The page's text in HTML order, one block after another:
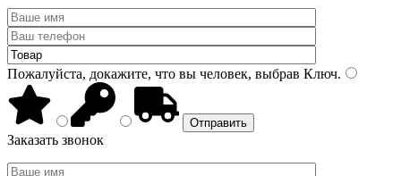
Пожалуйста, докажите, что вы человек, выбрав Ключ.
Заказать звонок